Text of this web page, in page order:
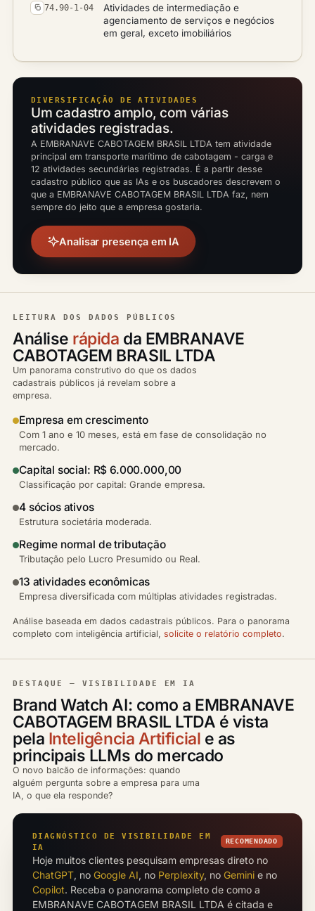
74.90-1-04
Atividades de intermediação e
agenciamento de serviços e negócios
em geral, exceto imobiliários
DIVERSIFICAÇÃO DE ATIVIDADES
Um cadastro amplo, com várias
atividades registradas.
A EMBRANAVE CABOTAGEM BRASIL LTDA tem atividade
principal em transporte marítimo de cabotagem - carga e
12 atividades secundárias registradas. É a partir desse
cadastro público que as IAs e os buscadores descrevem o
que a EMBRANAVE CABOTAGEM BRASIL LTDA faz, nem
sempre do jeito que a empresa gostaria.
Analisar presença em IA
LEITURA DOS DADOS PÚBLICOS
Análise rápida da EMBRANAVE
CABOTAGEM BRASIL LTDA
Um panorama construtivo do que os dados
cadastrais públicos já revelam sobre a
empresa.
Empresa em crescimento
Com 1 ano e 10 meses, está em fase de consolidação no
mercado.
Capital social: R$ 6.000.000,00
Classificação por capital: Grande empresa.
4 sócios ativos
Estrutura societária moderada.
Regime normal de tributação
Tributação pelo Lucro Presumido ou Real.
13 atividades econômicas
Empresa diversificada com múltiplas atividades registradas.
Análise baseada em dados cadastrais públicos. Para o panorama
completo com inteligência artificial, solicite o relatório completo.
DESTAQUE — VISIBILIDADE EM IA
Brand Watch AI: como a EMBRANAVE
CABOTAGEM BRASIL LTDA é vista
pela Inteligência Artificial e as
principais LLMs do mercado
O novo balcão de informações: quando
alguém pergunta sobre a empresa para uma
IA, o que ela responde?
DIAGNÓSTICO DE VISIBILIDADE EM
IA
RECOMENDADO
Hoje muitos clientes pesquisam empresas direto no
ChatGPT, no Google AI, no Perplexity, no Gemini e no
Copilot. Receba o panorama completo de como a
EMBRANAVE CABOTAGEM BRASIL LTDA é citada e